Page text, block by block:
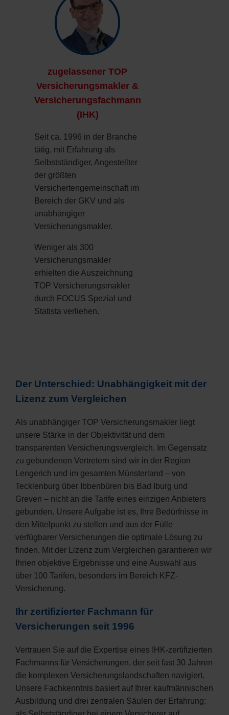
zugelassener TOP
Versicherungsmakler &
Versicherungsfachmann
(IHK)
Seit ca. 1996 in der Branche
tätig, mit Erfahrung als
Selbstständiger, Angestellter
der größten
Versichertengemeinschaft im
Bereich der GKV und als
unabhängiger
Versicherungsmakler.
Weniger als 300
Versicherungsmakler
erhielten die Auszeichnung
TOP Versicherungsmakler
durch FOCUS Spezial und
Statista verliehen.
Der Unterschied: Unabhängigkeit mit der
Lizenz zum Vergleichen
Als unabhängiger TOP Versicherungsmakler liegt
unsere Stärke in der Objektivität und dem
transparenten Versicherungsvergleich. Im Gegensatz
zu gebundenen Vertretern sind wir in der Region
Lengerich und im gesamten Münsterland – von
Tecklenburg über Ibbenbüren bis Bad Iburg und
Greven – nicht an die Tarife eines einzigen Anbieters
gebunden. Unsere Aufgabe ist es, Ihre Bedürfnisse in
den Mittelpunkt zu stellen und aus der Fülle
verfügbarer Versicherungen die optimale Lösung zu
finden. Mit der Lizenz zum Vergleichen garantieren wir
Ihnen objektive Ergebnisse und eine Auswahl aus
über 100 Tarifen, besonders im Bereich KFZ-
Versicherung.
Ihr zertifizierter Fachmann für
Versicherungen seit 1996
Vertrauen Sie auf die Expertise eines IHK-zertifizierten
Fachmanns für Versicherungen, der seit fast 30 Jahren
die komplexen Versicherungslandschaften navigiert.
Unsere Fachkenntnis basiert auf Ihrer kaufmännischen
Ausbildung und drei zentralen Säulen der Erfahrung: